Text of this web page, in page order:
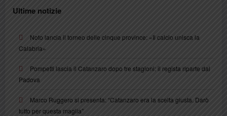
Ultime notizie
Noto lancia il torneo delle cinque province: «Il calcio unisca la
Calabria»
Pompetti lascia il Catanzaro dopo tre stagioni: il regista riparte dal
Padova
Marco Ruggero si presenta: “Catanzaro era la scelta giusta. Darò
tutto per questa maglia”